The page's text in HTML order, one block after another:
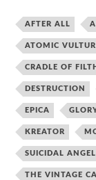
AFTER ALL
ATOMIC
CRADLE OF FILTH
DESTRUCTION
EPICA
KREATOR
SUICIDAL
THE VINTAGE